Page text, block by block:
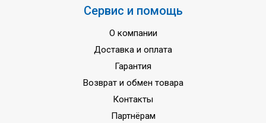
Сервис и помощь
О компании
Доставка и оплата
Гарантия
Возврат и обмен товара
Контакты
Партнёрам